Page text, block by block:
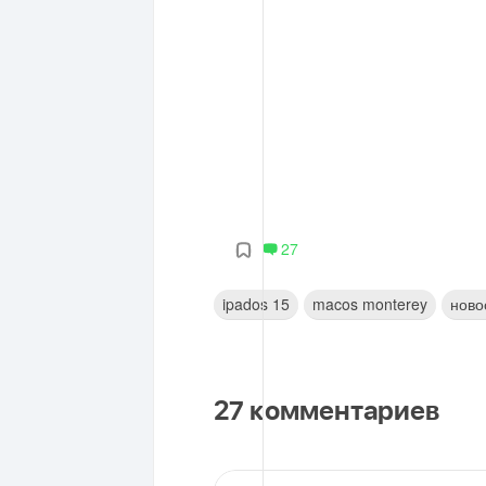
27
ipados 15 macos monterey
27 комментариев